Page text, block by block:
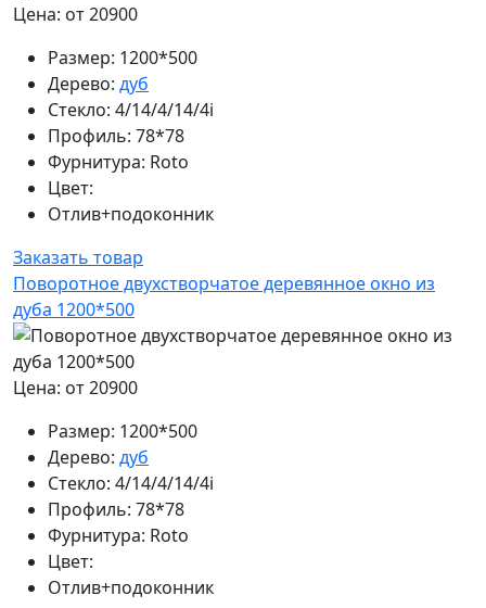
Цена: от 20900
Размер: 1200*500
Дерево: дуб
Стекло: 4/14/4/14/4i
Профиль: 78*78
Фурнитура: Roto
Цвет:
Отлив+подоконник
Заказать товар
Поворотное двухстворчатое деревянное окно из
дуба 1200*500
Цена: от 20900
Размер: 1200*500
Дерево: дуб
Стекло: 4/14/4/14/4i
Профиль: 78*78
Фурнитура: Roto
Цвет:
Отлив+подоконник